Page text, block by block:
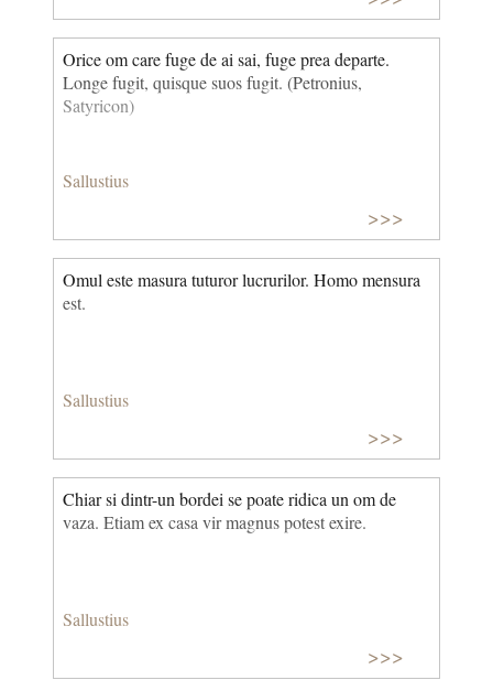
Orice om care fuge de ai sai, fuge prea departe.
Longe fugit, quisque suos fugit. (Petronius,
Satyricon)
Sallustius
>>>
Omul este masura tuturor lucrurilor. Homo mensura
est.
Sallustius
>>>
Chiar si dintr-un bordei se poate ridica un om de
vaza. Etiam ex casa vir magnus potest exire.
Sallustius
>>>